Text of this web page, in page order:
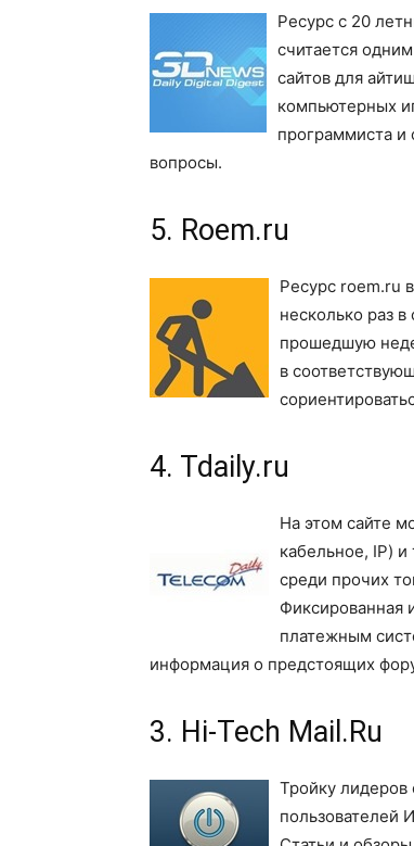
Ресурс с 20
считается
сайтов для
компьютерных
программиста и
вопросы.
5. Roem.ru
Ресурс roem.ru
несколько раз
прошедшую
в
4. Tdaily.ru
На этом сайте
кабельное, IP)
среди прочих
Фиксированная
платежным
информация о предстоящих
3. Hi-Tech Mail.Ru
Тройку лидеров
пользователей